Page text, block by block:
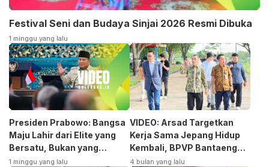
Festival Seni dan Budaya Sinjai 2026 Resmi Dibuka
1 minggu yang lalu
Presiden Prabowo: Bangsa
Maju Lahir dari Elite yang
Bersatu, Bukan yang
Terpecah
1 minggu yang lalu
VIDEO: Arsad Targetkan
Kerja Sama Jepang Hidup
Kembali, BPVP Bantaeng
Siap Bangkitkan Jurusan
4 bulan yang lalu